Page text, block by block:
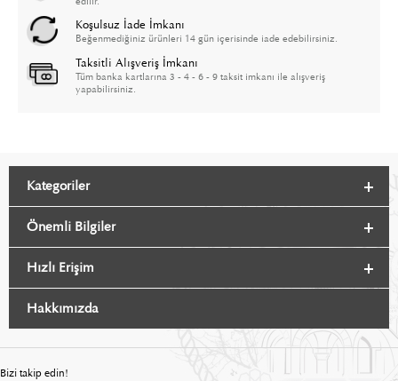
Koşulsuz İade İmkanı
Beğenmediğiniz ürünleri 14 gün içerisinde iade edebilirsiniz.
Taksitli Alışveriş İmkanı
Tüm banka kartlarına 3 - 4 - 6 - 9 taksit imkanı ile alışveriş
yapabilirsiniz.
Kategoriler
Önemli Bilgiler
Hızlı Erişim
Hakkımızda
Bizi takip edin!